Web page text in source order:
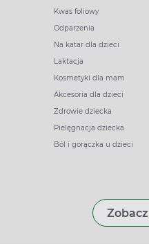
Kwas foliowy
Odparzenia
Na katar dla dzieci
Laktacja
Kosmetyki dla mam
Akcesoria dla dzieci
Zdrowie dziecka
Pielęgnacja dziecka
Ból i gorączka u dzieci